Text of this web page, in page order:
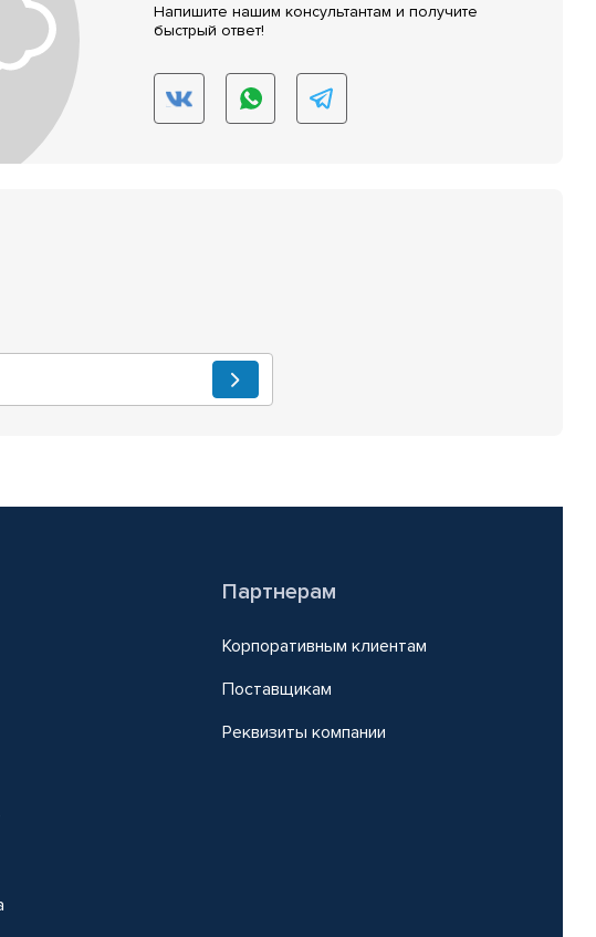
Напишите нашим консультантам и получите
быстрый ответ!
Партнерам
Корпоративным клиентам
Поставщикам
Реквизиты компании